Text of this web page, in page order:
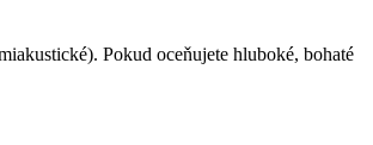
Pokud oceňujete hluboké, bohaté